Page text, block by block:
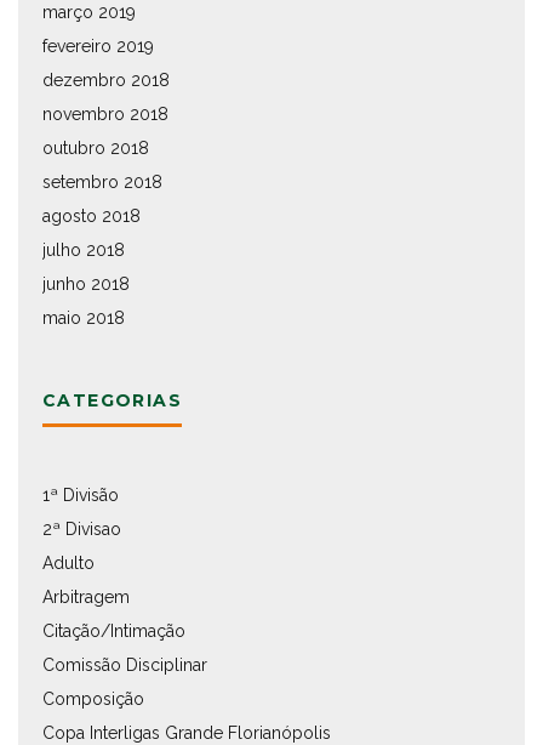
março 2019
fevereiro 2019
dezembro 2018
novembro 2018
outubro 2018
setembro 2018
agosto 2018
julho 2018
junho 2018
maio 2018
CATEGORIAS
1ª Divisão
2ª Divisao
Adulto
Arbitragem
Citação/Intimação
Comissão Disciplinar
Composição
Copa Interligas Grande Florianópolis